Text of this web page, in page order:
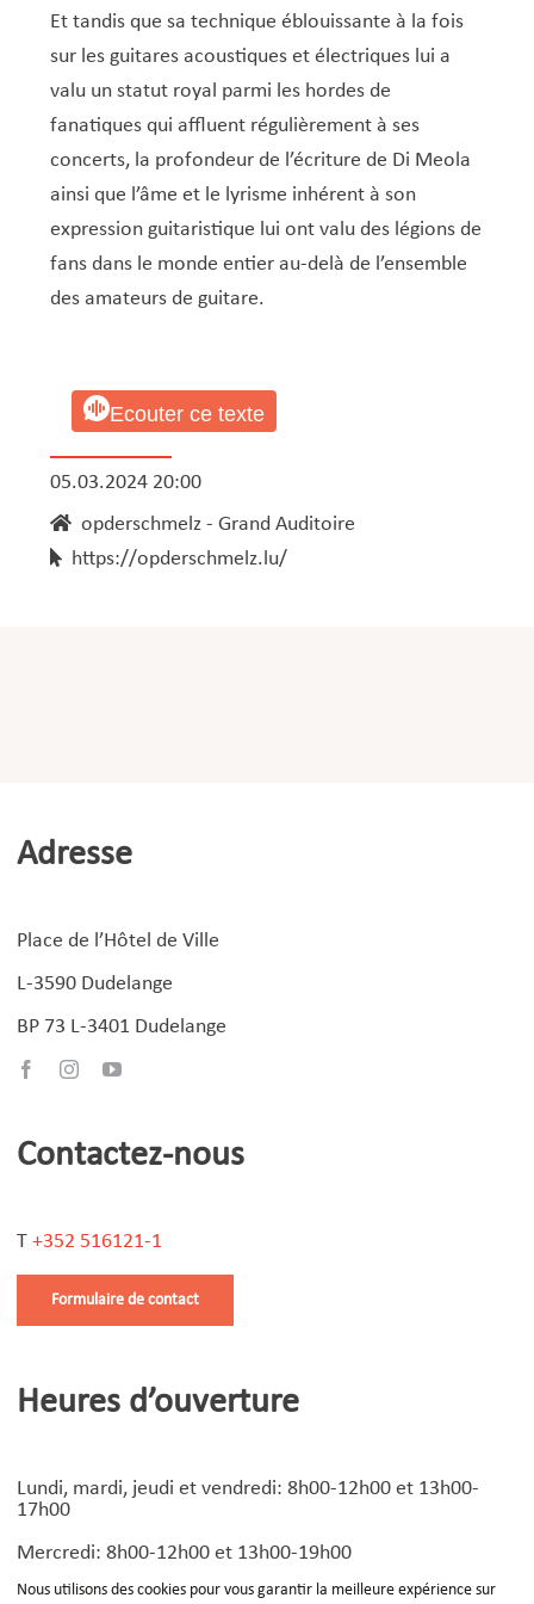
Nous utilisons des cookies pour vous garantir la meilleure expérience sur
Musée municipal
Service national de la jeunesse (SNJ) – Antenne
locale
Service écologique – Maison verte
Subsides et aides en matière d’environnement
Vélo
Zones 20 & 30
Réserve naturelle Haard
Sentier narratif (Lauschterwee)
Urban Garden NeiSchmelz
Vergers publics
Service logement
Pacte Logement 2.0
PAG (Plan d’Aménagement Général)
PAP QE (Plan d’Aménagement Particulier « Quartiers
Existants »)
PAP approuvés
PAG/PAP QE – Modifications ponctuelles
PAP NQ
PAP QE
Projets à venir
Shared space
Et tandis que sa technique éblouissante à la fois
sur les guitares acoustiques et électriques lui a
valu un statut royal parmi les hordes de
fanatiques qui affluent régulièrement à ses
concerts, la profondeur de l’écriture de Di Meola
ainsi que l’âme et le lyrisme inhérent à son
expression guitaristique lui ont valu des légions de
fans dans le monde entier au-delà de l’ensemble
des amateurs de guitare.
Ecouter ce texte
05.03.2024 20:00
opderschmelz - Grand Auditoire
https://opderschmelz.lu/
Adresse
Place de l’Hôtel de Ville
L-3590 Dudelange
BP 73 L-3401 Dudelange
Contactez-nous
T +352 516121-1
Formulaire de contact
Heures d’ouverture
Lundi, mardi, jeudi et vendredi: 8h00-12h00 et 13h00-
17h00
Mercredi: 8h00-12h00 et 13h00-19h00